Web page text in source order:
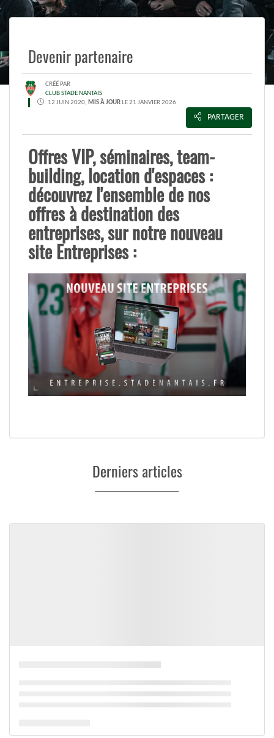
Devenir partenaire
CRÉÉ PAR
CLUB STADE NANTAIS
12 JUIN 2020, MIS À JOUR LE 21 JANVIER 2026
PARTAGER
Offres VIP, séminaires, team-
building, location d'espaces :
découvrez l'ensemble de nos
offres à destination des
entreprises, sur notre nouveau
site Entreprises :
Derniers articles